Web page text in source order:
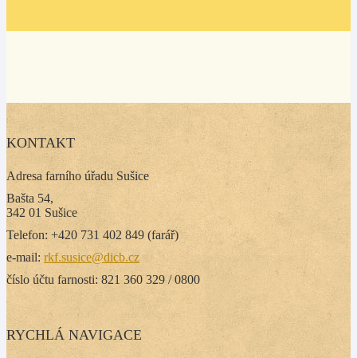
KONTAKT
Adresa farního úřadu Sušice
Bašta 54,
342 01 Sušice
Telefon: +420 731 402 849 (farář)
e-mail: rkf.susice@dicb.cz
číslo účtu farnosti: 821 360 329 / 0800
RYCHLÁ NAVIGACE